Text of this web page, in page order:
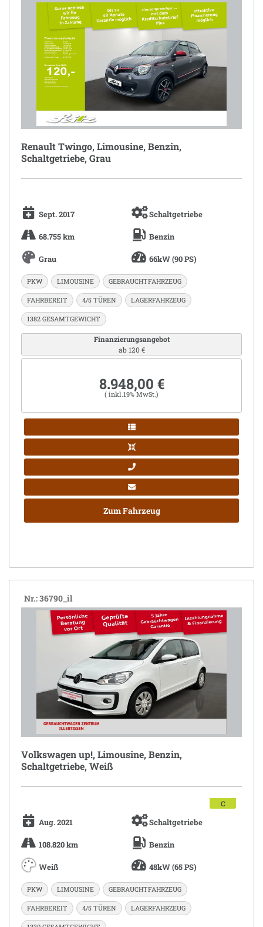
Renault Twingo, Limousine, Benzin,
Schaltgetriebe, Grau
Sept. 2017 Schaltgetriebe
68.755 km Benzin
Grau 66kW (90 PS)
PKW LIMOUSINE GEBRAUCHTFAHRZEUG
FAHRBEREIT 4/5 TÜREN LAGERFAHRZEUG
1382 GESAMTGEWICHT
Finanzierungsangebot
ab 120 €
8.948,00 €
( inkl.19% MwSt.)
Zum Fahrzeug
Nr.: 36790_il
Volkswagen up!, Limousine, Benzin,
Schaltgetriebe, Weiß
Aug. 2021 Schaltgetriebe
108.820 km Benzin
Weiß 48kW (65 PS)
C
PKW LIMOUSINE GEBRAUCHTFAHRZEUG
FAHRBEREIT 4/5 TÜREN LAGERFAHRZEUG